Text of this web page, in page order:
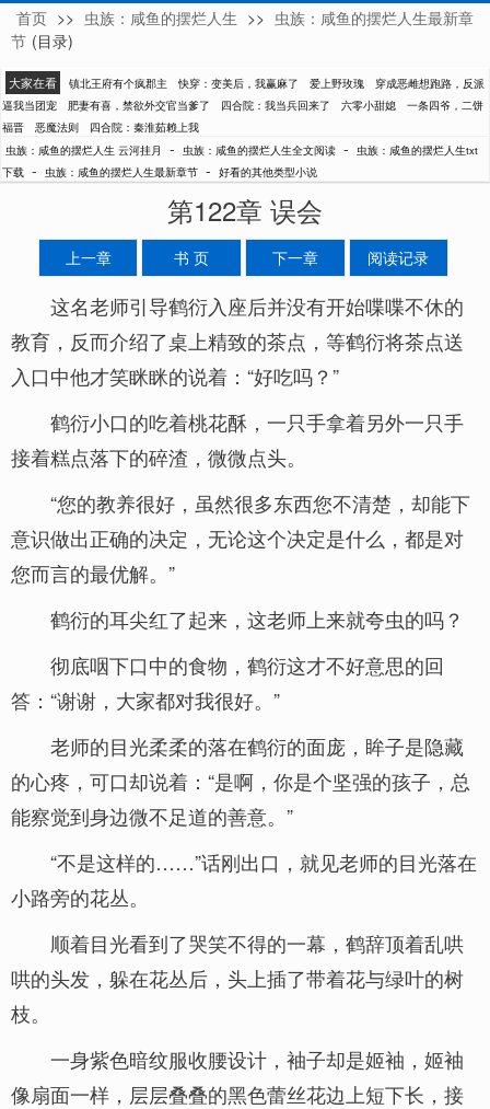
云河挂月
首页 >> 虫族：咸鱼的摆烂人生 >> 虫族：咸鱼的摆烂人生最新章
节 (目录)
大家在看 镇北王府有个疯郡主 快穿：变美后，我赢麻了 爱上野玫瑰
穿成恶雌想跑路，反派
逼我当团宠
肥妻有喜，禁欲外交官当爹了 四合院：我当兵回来了 六零小甜媳
一条四爷，二饼
福晋
恶魔法则
四合院：秦淮茹赖上我
虫族：咸鱼的摆烂人生 云河挂月
- 虫族：咸鱼的摆烂人生全文阅读 -
虫族：咸鱼的摆烂人生txt
下载 - 虫族：咸鱼的摆烂人生最新章节 - 好看的其他类型小说
第122章 误会
上一章 书 页 下一章 阅读记录
这名老师引导鹤衍入座后并没有开始喋喋不休的
教育，反而介绍了桌上精致的茶点，等鹤衍将茶点送
入口中他才笑眯眯的说着：“好吃吗？”
鹤衍小口的吃着桃花酥，一只手拿着另外一只手
接着糕点落下的碎渣，微微点头。
“您的教养很好，虽然很多东西您不清楚，却能下
意识做出正确的决定，无论这个决定是什么，都是对
您而言的最优解。”
鹤衍的耳尖红了起来，这老师上来就夸虫的吗？
彻底咽下口中的食物，鹤衍这才不好意思的回
答：“谢谢，大家都对我很好。”
老师的目光柔柔的落在鹤衍的面庞，眸子是隐藏
的心疼，可口却说着：“是啊，你是个坚强的孩子，总
能察觉到身边微不足道的善意。”
“不是这样的……”话刚出口，就见老师的目光落在
小路旁的花丛。
顺着目光看到了哭笑不得的一幕，鹤辞顶着乱哄
哄的头发，躲在花丛后，头上插了带着花与绿叶的树
枝。
一身紫色暗纹服收腰设计，袖子却是姬袖，姬袖
像扇面一样，层层叠叠的黑色蕾丝花边上短下长，接